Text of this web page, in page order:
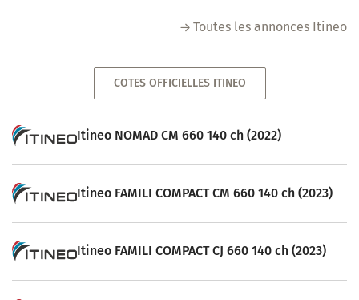
Toutes les annonces Itineo
COTES OFFICIELLES ITINEO
Itineo NOMAD CM 660 140 ch (2022)
Itineo FAMILI COMPACT CM 660 140 ch (2023)
Itineo FAMILI COMPACT CJ 660 140 ch (2023)